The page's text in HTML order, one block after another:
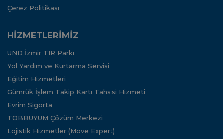
Çerez Politikası
HİZMETLERİMİZ
UND İzmir TIR Parkı
Yol Yardım ve Kurtarma Servisi
Eğitim Hizmetleri
Gümrük İşlem Takip Kartı Tahsisi Hizmeti
Evrim Sigorta
TOBBUYUM Çözüm Merkezi
Lojistik Hizmetler (Move Expert)